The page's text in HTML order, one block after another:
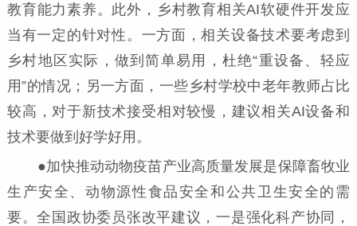
教育能力素养。此外，乡村教育相关AI软硬件开发应
当有一定的针对性。一方面，相关设备技术要考虑到
乡村地区实际，做到简单易用，杜绝“重设备、轻应
用”的情况；另一方面，一些乡村学校中老年教师占比
较高，对于新技术接受相对较慢，建议相关AI设备和
技术要做到好学好用。
●加快推动动物疫苗产业高质量发展是保障畜牧业
生产安全、动物源性食品安全和公共卫生安全的需
要。全国政协委员张改平建议，一是强化科产协同，